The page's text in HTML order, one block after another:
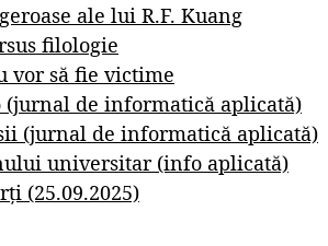
ale lui R.F. Kuang
filologie
vor să fie victime
(jurnal de informatică aplicată)
(jurnal de informatică aplicată)
universitar (info aplicată)
(25.09.2025)